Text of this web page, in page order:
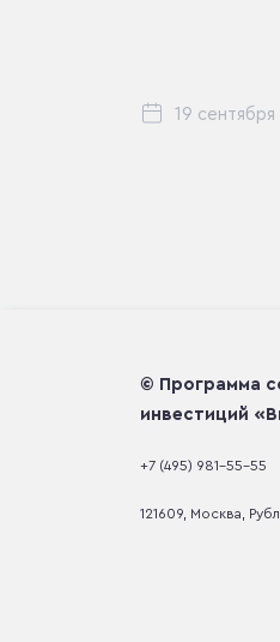
19
© Программа
инвестиций
121609, Москва,
+7 (495) 981-55-55